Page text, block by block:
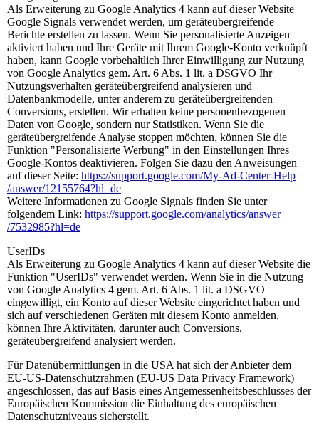
Als Erweiterung zu Google Analytics 4 kann auf dieser Website
Google Signals verwendet werden, um geräteübergreifende
Berichte erstellen zu lassen. Wenn Sie personalisierte Anzeigen
aktiviert haben und Ihre Geräte mit Ihrem Google-Konto verknüpft
haben, kann Google vorbehaltlich Ihrer Einwilligung zur Nutzung
von Google Analytics gem. Art. 6 Abs. 1 lit. a DSGVO Ihr
Nutzungsverhalten geräteübergreifend analysieren und
Datenbankmodelle, unter anderem zu geräteübergreifenden
Conversions, erstellen. Wir erhalten keine personenbezogenen
Daten von Google, sondern nur Statistiken. Wenn Sie die
geräteübergreifende Analyse stoppen möchten, können Sie die
Funktion "Personalisierte Werbung" in den Einstellungen Ihres
Google-Kontos deaktivieren. Folgen Sie dazu den Anweisungen
auf dieser Seite: https://support.google.com/My-Ad-Center-Help
/answer/12155764?hl=de
Weitere Informationen zu Google Signals finden Sie unter
folgendem Link: https://support.google.com/analytics/answer
/7532985?hl=de
UserIDs
Als Erweiterung zu Google Analytics 4 kann auf dieser Website die
Funktion "UserIDs" verwendet werden. Wenn Sie in die Nutzung
von Google Analytics 4 gem. Art. 6 Abs. 1 lit. a DSGVO
eingewilligt, ein Konto auf dieser Website eingerichtet haben und
sich auf verschiedenen Geräten mit diesem Konto anmelden,
können Ihre Aktivitäten, darunter auch Conversions,
geräteübergreifend analysiert werden.
Für Datenübermittlungen in die USA hat sich der Anbieter dem
EU-US-Datenschutzrahmen (EU-US Data Privacy Framework)
angeschlossen, das auf Basis eines Angemessenheitsbeschlusses der
Europäischen Kommission die Einhaltung des europäischen
Datenschutzniveaus sicherstellt.